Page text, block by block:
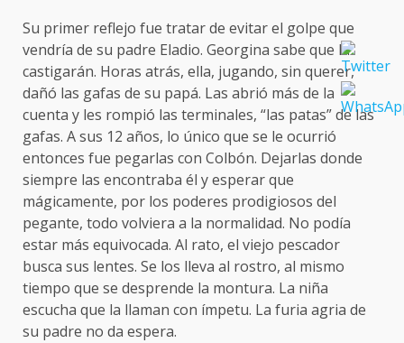
Su primer reflejo fue tratar de evitar el golpe que
vendría de su padre Eladio. Georgina sabe que la
castigarán. Horas atrás, ella, jugando, sin querer,
dañó las gafas de su papá. Las abrió más de la
cuenta y les rompió las terminales, “las patas” de las
gafas. A sus 12 años, lo único que se le ocurrió
entonces fue pegarlas con Colbón. Dejarlas donde
siempre las encontraba él y esperar que
mágicamente, por los poderes prodigiosos del
pegante, todo volviera a la normalidad. No podía
estar más equivocada. Al rato, el viejo pescador
busca sus lentes. Se los lleva al rostro, al mismo
tiempo que se desprende la montura. La niña
escucha que la llaman con ímpetu. La furia agria de
su padre no da espera.